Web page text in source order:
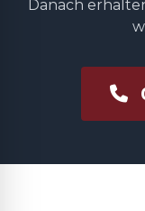
Danach